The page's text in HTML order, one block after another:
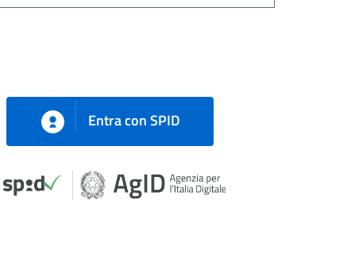
Entra con SPID